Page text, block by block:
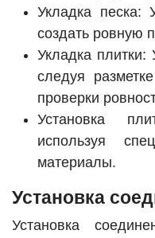
Укладка песка:
создать ровную
Укладка плитки:
следуя
проверки
Установка
используя
материалы.
Установка
Установка